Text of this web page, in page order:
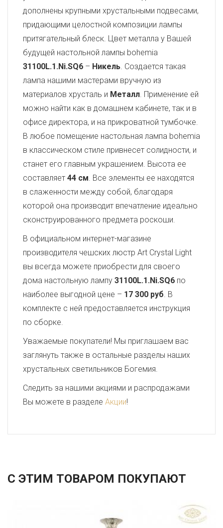
дополнены крупными хрустальными подвесами,
придающими целостной композиции лампы
притягательный блеск. Цвет металла у Вашей
будущей настольной лампы bohemia
31100L.1.Ni.SQ6 – Никель. Создается такая
лампа нашими мастерами вручную из
материалов хрусталь и Металл. Применение ей
можно найти как в домашнем кабинете, так и в
офисе директора, и на прикроватной тумбочке.
В любое помещение настольная лампа bohemia
в классическом стиле привнесет солидности, и
станет его главным украшением. Высота ее
составляет 44 см. Все элементы ее находятся
в слаженности между собой, благодаря
которой она производит впечатление идеально
сконструированного предмета роскоши.
В официальном интернет-магазине
производителя чешских люстр Art Crystal Light
вы всегда можете приобрести для своего
дома настольную лампу 31100L.1.Ni.SQ6 по
наиболее выгодной цене – 17 300 руб. В
комплекте с ней предоставляется инструкция
по сборке.
Уважаемые покупатели! Мы приглашаем вас
заглянуть также в остальные разделы наших
хрустальных светильников Богемия.
Следить за нашими акциями и распродажами
Вы можете в разделе Акции!
С ЭТИМ ТОВАРОМ ПОКУПАЮТ